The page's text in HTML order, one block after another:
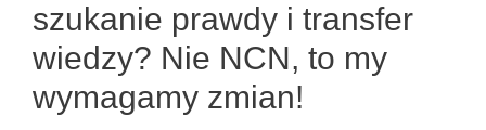
szukanie prawdy i transfer
wiedzy? Nie NCN, to my
wymagamy zmian!